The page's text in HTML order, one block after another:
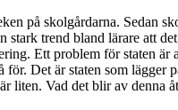
på skolgårdarna. Sedan
trend bland lärare att
Ett problem för staten är
Det är staten som lägger
liten. Vad det blir av denna